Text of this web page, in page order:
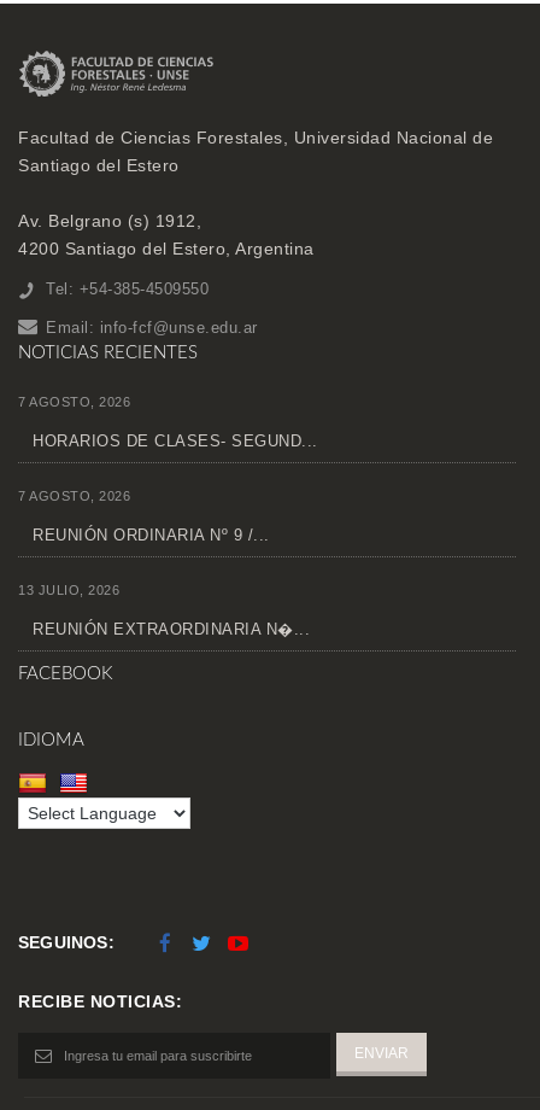
Facultad de Ciencias Forestales, Universidad Nacional de
Santiago del Estero
Av. Belgrano (s) 1912,
4200 Santiago del Estero, Argentina
Tel: +54-385-4509550
Email: info-fcf@unse.edu.ar
NOTICIAS RECIENTES
7 AGOSTO, 2026
HORARIOS DE CLASES- SEGUND...
7 AGOSTO, 2026
REUNIÓN ORDINARIA Nº 9 /...
13 JULIO, 2026
REUNIÓN EXTRAORDINARIA N�...
FACEBOOK
IDIOMA
SEGUINOS:
RECIBE NOTICIAS: